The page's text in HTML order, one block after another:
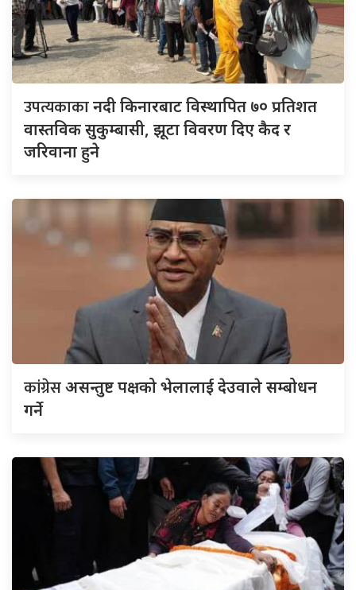
उपत्यकाकानदी किनारबाट विस्थापित ७० प्रतिशत
वास्तविक सुकुम्बासी, झूटा विवरण दिए कैद र
जरिवाना हुने
कांग्रेसअसन्तुष्ट पक्षको भेलालाई देउवाले सम्बोधन
गर्ने